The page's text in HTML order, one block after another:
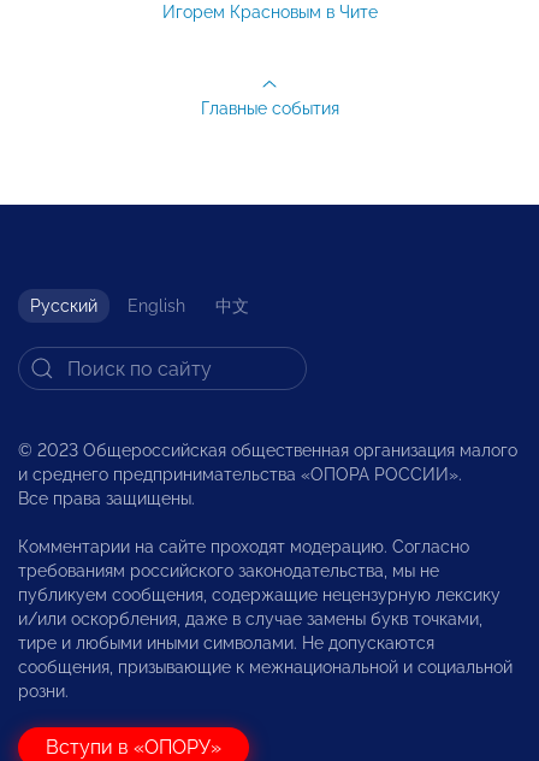
Игорем Красновым в Чите
Главные события
Русский English 中文
© 2023 Общероссийская общественная организация малого
и среднего предпринимательства «ОПОРА РОССИИ».
Все права защищены.
Комментарии на сайте проходят модерацию. Согласно
требованиям российского законодательства, мы не
публикуем сообщения, содержащие нецензурную лексику
и/или оскорбления, даже в случае замены букв точками,
тире и любыми иными символами. Не допускаются
сообщения, призывающие к межнациональной и социальной
розни.
Вступи в «ОПОРУ»